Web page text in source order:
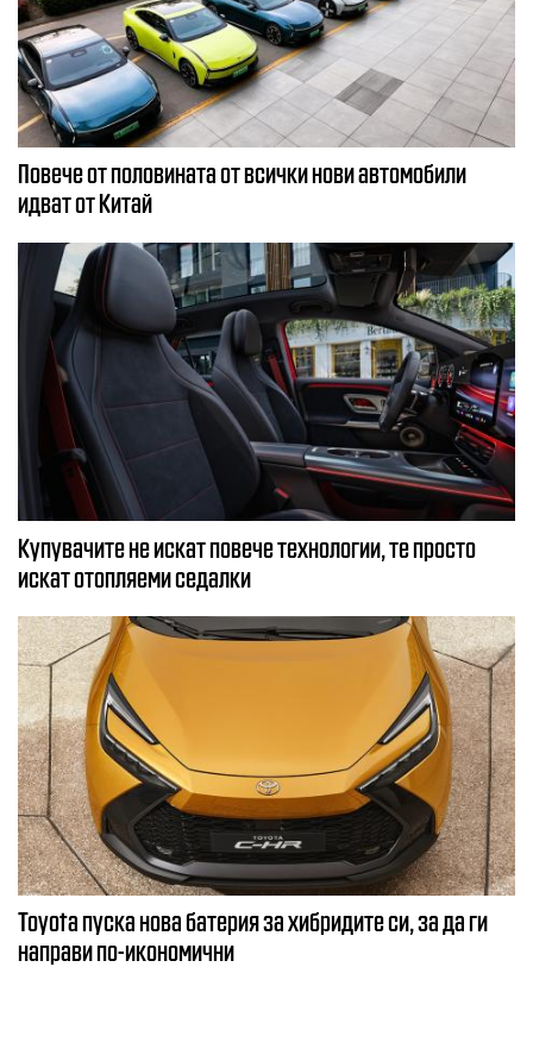
Повече от половината от всички нови автомобили
идват от Китай
Купувачите не искат повече технологии, те просто
искат отопляеми седалки
Toyota пуска нова батерия за хибридите си, за да ги
направи по-икономични